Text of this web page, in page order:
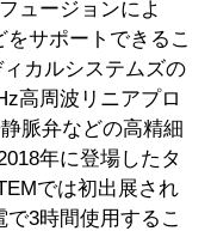
ュージョンによ
をサポートできるこ
カルシステムズの
高周波リニアプロ
脈弁などの高精細
年に登場したタ
では初出展され
3時間使用するこ